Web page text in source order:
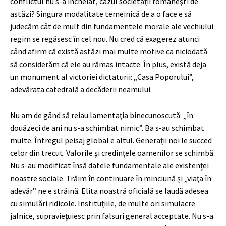
astăzi? Singura modalitate temeinică de a o face e să
judecăm cât de mult din fundamentele morale ale vechiului
regim se regăsesc în cel nou. Nu cred că exagerez atunci
când afirm că există astăzi mai multe motive ca niciodată
să considerăm că ele au rămas intacte. În plus, există deja
un monument al victoriei dictaturii: „Casa Poporului”,
adevărata catedrală a decăderii neamului.
Nu am de gând să reiau lamentaţia binecunoscută: „în
douăzeci de ani nu s-a schimbat nimic”. Ba s-au schimbat
multe. Întregul peisaj global e altul. Generaţii noi le succed
celor din trecut. Valorile şi credinţele oamenilor se schimbă.
Nu s-au modificat însă datele fundamentale ale existenţei
noastre sociale. Trăim în continuare în minciună şi „viaţa în
adevăr” ne e străină. Elita noastră oficială se laudă adesea
cu simulări ridicole. Instituţiile, de multe ori simulacre
jalnice, supravieţuiesc prin falsuri general acceptate. Nu s-a